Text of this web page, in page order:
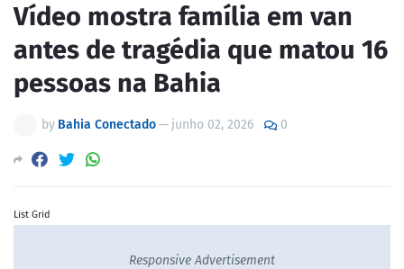
Vídeo mostra família em van
antes de tragédia que matou 16
pessoas na Bahia
by Bahia Conectado— junho 02, 2026 0
List Grid
Responsive Advertisement